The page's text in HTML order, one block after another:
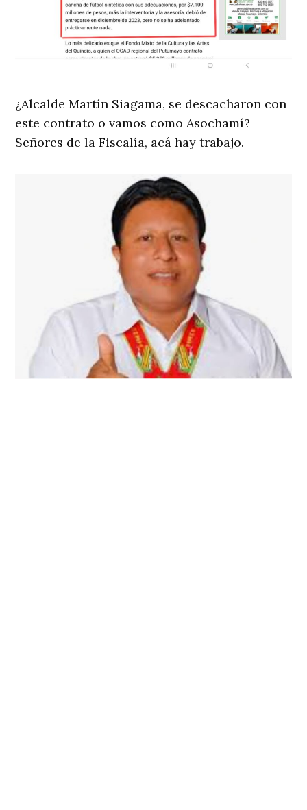
¿Alcalde Martín Siagama, se descacharon con
este contrato o vamos como Asochamí?
Señores de la Fiscalía, acá hay trabajo.